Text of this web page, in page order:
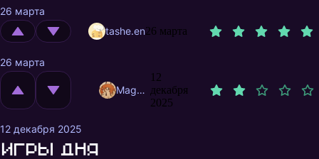
26 марта
tashe.en26 марта
26 марта
MagnificentMrFox
12
декабря
2025
12 декабря 2025
Игры дня